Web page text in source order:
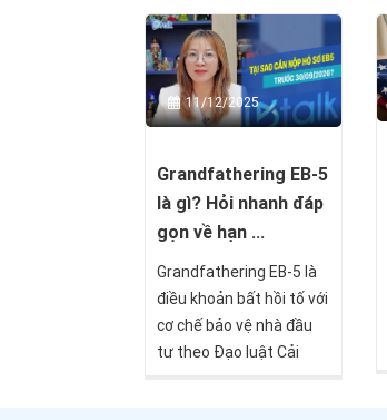
trình định cư Mỹ diện EB-
5 đã và đang là lựa chọn
hàng đầu của hàng
nghìn nhà đầu tư toàn
cầu, đặc biệt là nhà đầu
đầu tư từ 800.000 USD,
bạn không chỉ sở hữu
thẻ xanh Mỹ mà còn mở
tập và sinh sống tại
quốc gia hàng đầu tại
Mỹ.
11/12/2025
Grandfathering EB-5
là gì? Hỏi nhanh đáp
gọn về hạn ...
Grandfathering EB-5 là
điều khoản bất hồi tố với
cơ chế bảo vệ nhà đầu
tư theo Đạo luật Cải